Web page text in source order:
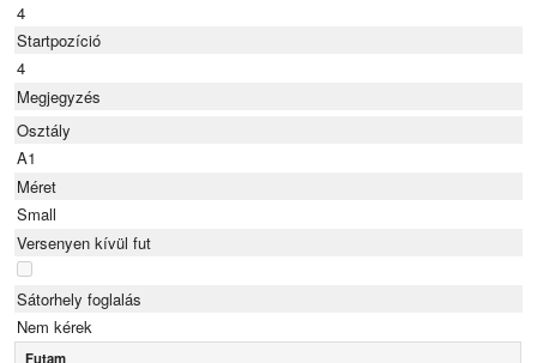
4
Startpozíció
4
Megjegyzés
Osztály
A1
Méret
Small
Versenyen kívül fut
Sátorhely foglalás
Nem kérek
Futam